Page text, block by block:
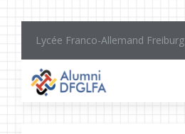
Lycée Franco-Allemand Freiburg